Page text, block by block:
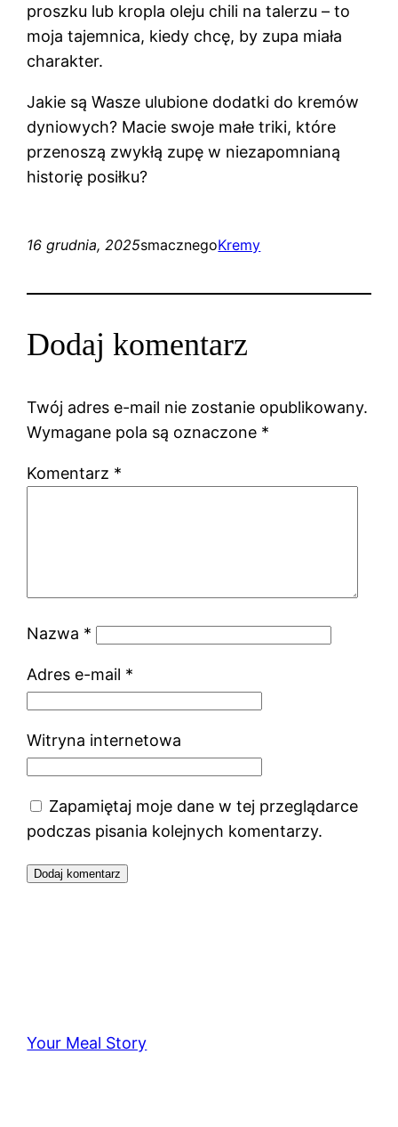
proszku lub kropla oleju chili na talerzu – to
moja tajemnica, kiedy chcę, by zupa miała
charakter.
Jakie są Wasze ulubione dodatki do kremów
dyniowych? Macie swoje małe triki, które
przenoszą zwykłą zupę w niezapomnianą
historię posiłku?
16 grudnia, 2025smacznegoKremy
Dodaj komentarz
Twój adres e-mail nie zostanie opublikowany.
Wymagane pola są oznaczone *
Komentarz *
Nazwa *
Adres e-mail *
Witryna internetowa
Zapamiętaj moje dane w tej przeglądarce
podczas pisania kolejnych komentarzy.
Your Meal Story